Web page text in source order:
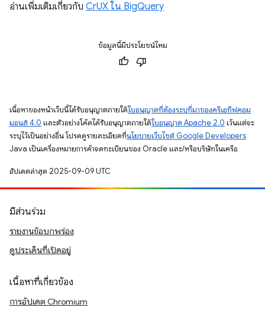
อ่านเพิ่มเติมเกี่ยวกับ CrUX ใน BigQuery
ข้อมูลนี้มีประโยชน์ไหม
เนื้อหาของหน้าเว็บนี้ได้รับอนุญาตภายใต้ใบอนุญาตที่ต้องระบุที่มาของครีเอทีฟคอม
มอนส์ 4.0 และตัวอย่างโค้ดได้รับอนุญาตภายใต้ใบอนุญาต Apache 2.0 เว้นแต่จะ
ระบุไว้เป็นอย่างอื่น โปรดดูรายละเอียดที่นโยบายเว็บไซต์ Google Developers
Java เป็นเครื่องหมายการค้าจดทะเบียนของ Oracle และ/หรือบริษัทในเครือ
อัปเดตล่าสุด 2025-09-09 UTC
มีส่วนร่วม
รายงานข้อบกพร่อง
ดูประเด็นที่เปิดอยู่
เนื้อหาที่เกี่ยวข้อง
การอัปเดต Chromium